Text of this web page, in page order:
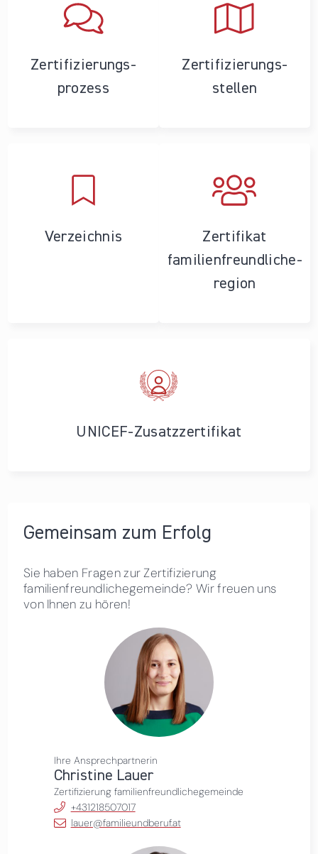
Zertifizierungs­
prozess
Zertifizierungs­
stellen
Verzeichnis
Zertifikat
familienfreundliche­
region
UNICEF-Zusatzzertifikat
Gemeinsam zum Erfolg
Sie haben Fragen zur Zertifizierung
familienfreundlichegemeinde? Wir freuen uns
von Ihnen zu hören!
Ihre Ansprechpartnerin
Christine Lauer
Zertifizierung familienfreundlichegemeinde
+431218507017
lauer@familieundberuf.at